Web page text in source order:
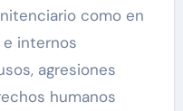
como en
e internos
agresiones
humanos